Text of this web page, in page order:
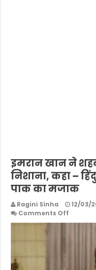
इमरान खान ने
निशाना, कहा –
पाक का मजाक
Ragini Sinha 12/03/
Comments Off
इमरान